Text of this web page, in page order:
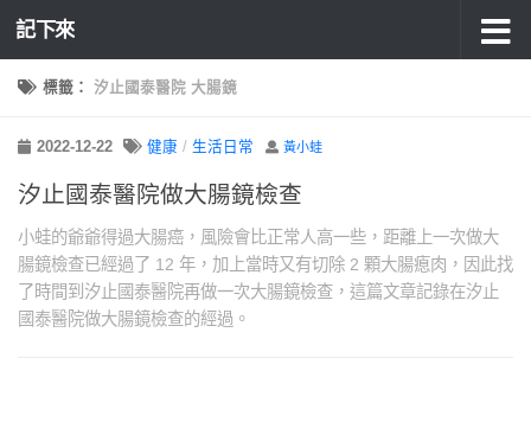
記下來
標籤： 汐止國泰醫院 大腸鏡
2022-12-22 健康 / 生活日常 黃小蛙
汐止國泰醫院做大腸鏡檢查
小蛙的爺爺得過大腸癌，風險會比正常人高一些，距離上一次做大
腸鏡檢查已經過了 12 年，加上當時又有切除 2 顆大腸瘜肉，因此找
了時間到汐止國泰醫院再做一次大腸鏡檢查，這篇文章記錄在汐止
國泰醫院做大腸鏡檢查的經過。